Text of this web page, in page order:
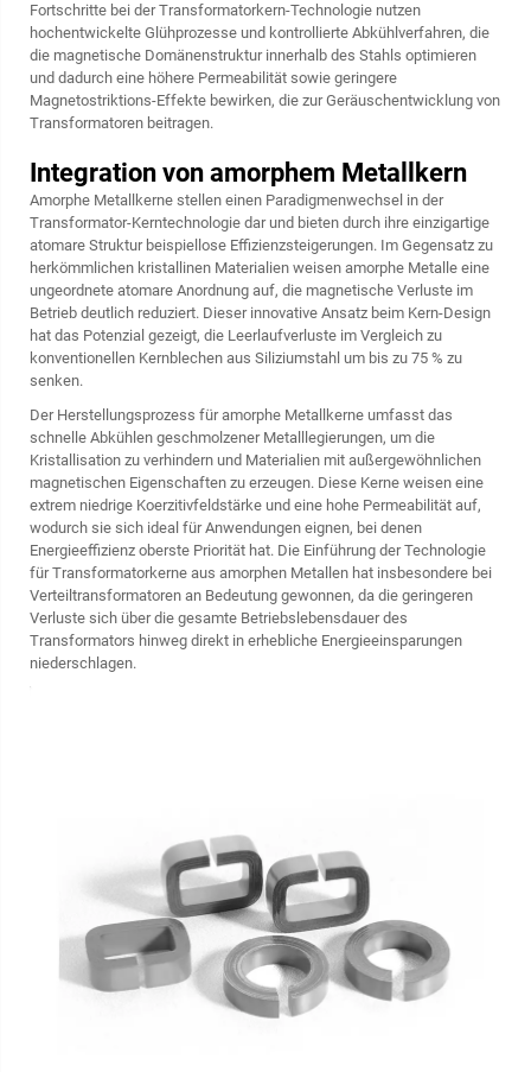
Fortschritte bei der Transformatorkern-Technologie nutzen
hochentwickelte Glühprozesse und kontrollierte Abkühlverfahren, die
die magnetische Domänenstruktur innerhalb des Stahls optimieren
und dadurch eine höhere Permeabilität sowie geringere
Magnetostriktions-Effekte bewirken, die zur Geräuschentwicklung von
Transformatoren beitragen.
Integration von amorphem Metallkern
Amorphe Metallkerne stellen einen Paradigmenwechsel in der
Transformator-Kerntechnologie dar und bieten durch ihre einzigartige
atomare Struktur beispiellose Effizienzsteigerungen. Im Gegensatz zu
herkömmlichen kristallinen Materialien weisen amorphe Metalle eine
ungeordnete atomare Anordnung auf, die magnetische Verluste im
Betrieb deutlich reduziert. Dieser innovative Ansatz beim Kern-Design
hat das Potenzial gezeigt, die Leerlaufverluste im Vergleich zu
konventionellen Kernblechen aus Siliziumstahl um bis zu 75 % zu
senken.
Der Herstellungsprozess für amorphe Metallkerne umfasst das
schnelle Abkühlen geschmolzener Metalllegierungen, um die
Kristallisation zu verhindern und Materialien mit außergewöhnlichen
magnetischen Eigenschaften zu erzeugen. Diese Kerne weisen eine
extrem niedrige Koerzitivfeldstärke und eine hohe Permeabilität auf,
wodurch sie sich ideal für Anwendungen eignen, bei denen
Energieeffizienz oberste Priorität hat. Die Einführung der Technologie
für Transformatorkerne aus amorphen Metallen hat insbesondere bei
Verteiltransformatoren an Bedeutung gewonnen, da die geringeren
Verluste sich über die gesamte Betriebslebensdauer des
Transformators hinweg direkt in erhebliche Energieeinsparungen
niederschlagen.